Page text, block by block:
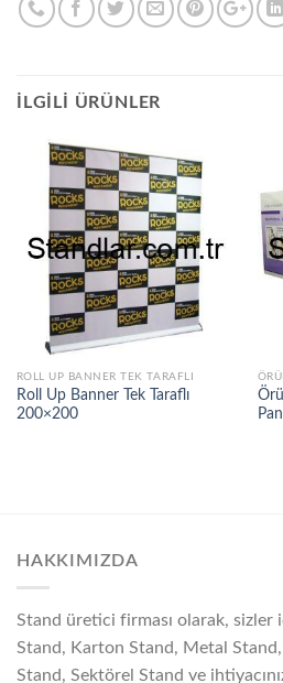
İLGILI ÜRÜNLER
ROLL UP BANNER TEK TARAFLI
Roll Up Banner Tek Taraflı
200×200
HAKKIMIZDA
Stand üretici firması olarak, sizler
Stand, Karton Stand, Metal
Stand, Sektörel Stand ve